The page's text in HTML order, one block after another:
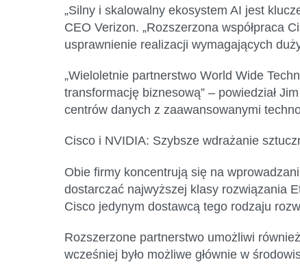
„Silny i skalowalny ekosystem AI jest
CEO Verizon. „Rozszerzona współpraca
usprawnienie realizacji wymagających
„Wieloletnie partnerstwo World Wide
transformację biznesową” – powiedział
centrów danych z zaawansowanymi
Cisco i NVIDIA: Szybsze wdrażanie
Obie firmy koncentrują się na
dostarczać najwyższej klasy rozwiązania
Cisco jedynym dostawcą tego rodzaju
Rozszerzone partnerstwo umożliwi
wcześniej było możliwe głównie w